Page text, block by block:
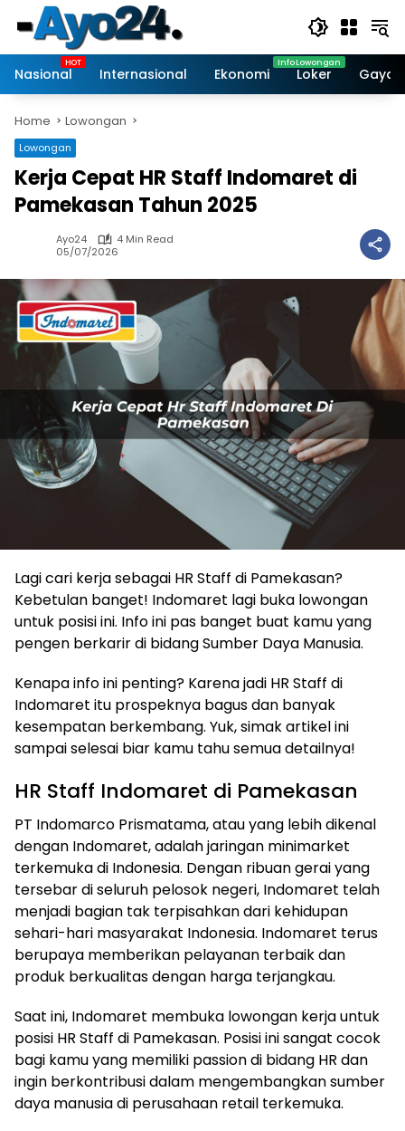
content
Nasional
Internasional Ekonomi Loker Gaya
Home Lowongan
Lowongan
Kerja Cepat HR Staff Indomaret di
Pamekasan Tahun 2025
Ayo24
4 Min Read
05/07/2026
Lagi cari kerja sebagai HR Staff di Pamekasan?
Kebetulan banget! Indomaret lagi buka lowongan
untuk posisi ini. Info ini pas banget buat kamu yang
pengen berkarir di bidang Sumber Daya Manusia.
Kenapa info ini penting? Karena jadi HR Staff di
Indomaret itu prospeknya bagus dan banyak
kesempatan berkembang. Yuk, simak artikel ini
sampai selesai biar kamu tahu semua detailnya!
HR Staff Indomaret di Pamekasan
PT Indomarco Prismatama, atau yang lebih dikenal
dengan Indomaret, adalah jaringan minimarket
terkemuka di Indonesia. Dengan ribuan gerai yang
tersebar di seluruh pelosok negeri, Indomaret telah
menjadi bagian tak terpisahkan dari kehidupan
sehari-hari masyarakat Indonesia. Indomaret terus
berupaya memberikan pelayanan terbaik dan
produk berkualitas dengan harga terjangkau.
Saat ini, Indomaret membuka lowongan kerja untuk
posisi HR Staff di Pamekasan. Posisi ini sangat cocok
bagi kamu yang memiliki passion di bidang HR dan
ingin berkontribusi dalam mengembangkan sumber
daya manusia di perusahaan retail terkemuka.